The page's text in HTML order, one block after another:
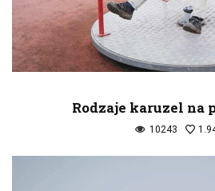
Rodzaje karuzel na
10243